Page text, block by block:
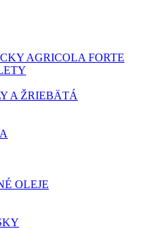
AGRICOLA FORTE
A ŽRIEBÄTÁ
OLEJE